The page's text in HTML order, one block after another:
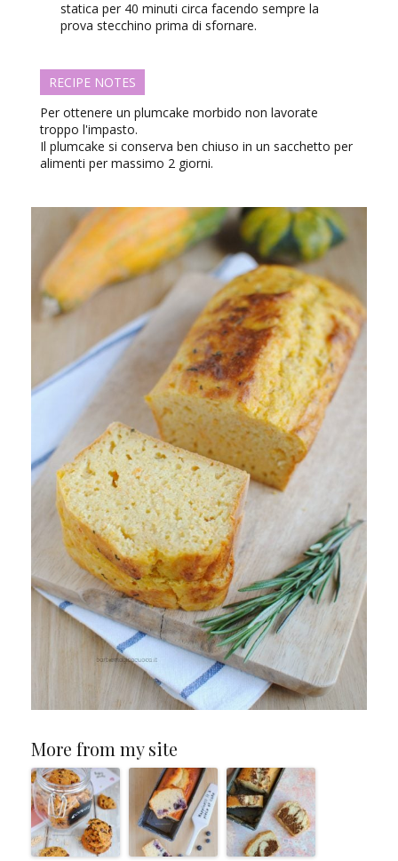
statica per 40 minuti circa facendo sempre la
prova stecchino prima di sfornare.
RECIPE NOTES
Per ottenere un plumcake morbido non lavorate
troppo l'impasto.
Il plumcake si conserva ben chiuso in un sacchetto per
alimenti per massimo 2 giorni.
More from my site